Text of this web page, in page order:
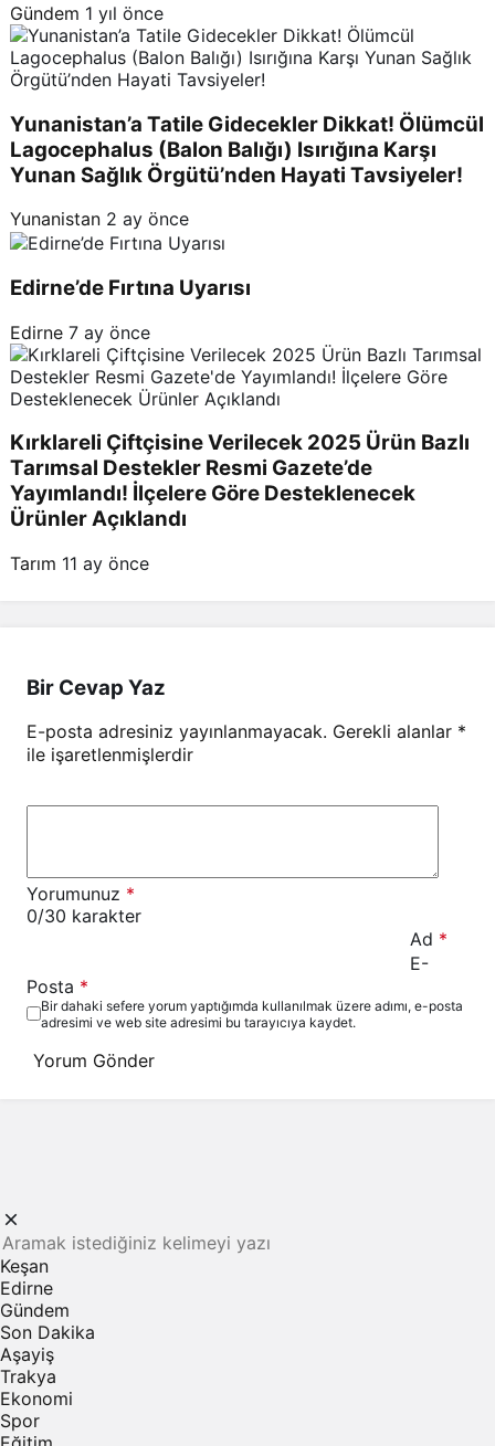
Gündem 1 yıl önce
Yunanistan’a Tatile Gidecekler Dikkat! Ölümcül
Lagocephalus (Balon Balığı) Isırığına Karşı
Yunan Sağlık Örgütü’nden Hayati Tavsiyeler!
Yunanistan 2 ay önce
Edirne’de Fırtına Uyarısı
Edirne 7 ay önce
Kırklareli Çiftçisine Verilecek 2025 Ürün Bazlı
Tarımsal Destekler Resmi Gazete’de
Yayımlandı! İlçelere Göre Desteklenecek
Ürünler Açıklandı
Tarım 11 ay önce
Bir Cevap Yaz
E-posta adresiniz yayınlanmayacak. Gerekli alanlar *
ile işaretlenmişlerdir
Yorumunuz *
0/30 karakter
Ad *
E-
Posta *
Bir dahaki sefere yorum yaptığımda kullanılmak üzere adımı, e-posta
adresimi ve web site adresimi bu tarayıcıya kaydet.
Yorum Gönder
Keşan
Edirne
Gündem
Son Dakika
Aşayiş
Trakya
Ekonomi
Spor